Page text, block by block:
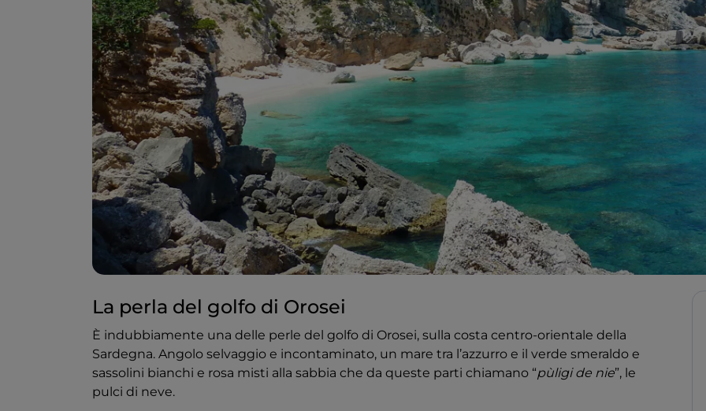
La perla del golfo di Orosei
È indubbiamente una delle perle del golfo di Orosei, sulla costa centro-orientale della
Sardegna. Angolo selvaggio e incontaminato, un mare tra l’azzurro e il verde smeraldo e
sassolini bianchi e rosa misti alla sabbia che da queste parti chiamano “pùligi de nie”, le
pulci di neve.